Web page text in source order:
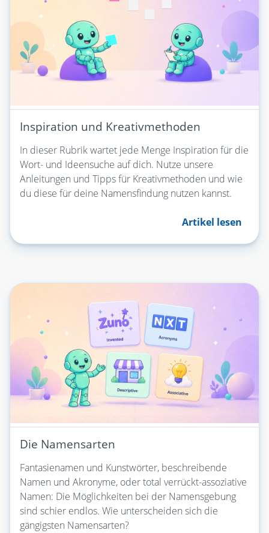
Inspiration und Kreativmethoden
In dieser Rubrik wartet jede Menge Inspiration für die
Wort- und Ideensuche auf dich. Nutze unsere
Anleitungen und Tipps für Kreativmethoden und wie
du diese für deine Namensfindung nutzen kannst.
Artikel lesen
Die Namensarten
Fantasienamen und Kunstwörter, beschreibende
Namen und Akronyme, oder total verrückt-assoziative
Namen: Die Möglichkeiten bei der Namensgebung
sind schier endlos. Wie unterscheiden sich die
gängigsten Namensarten?